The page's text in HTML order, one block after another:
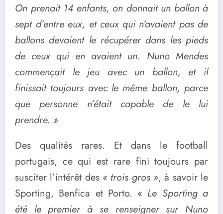
On prenait 14 enfants, on donnait un ballon à
sept d’entre eux, et ceux qui n’avaient pas de
ballons devaient le récupérer dans les pieds
de ceux qui en avaient un. Nuno Mendes
commençait le jeu avec un ballon, et il
finissait toujours avec le même ballon, parce
que personne n’était capable de le lui
prendre. »
Des qualités rares. Et dans le football
portugais, ce qui est rare fini toujours par
susciter l’intérêt des « trois gros », à savoir le
Sporting, Benfica et Porto. « Le Sporting a
été le premier à se renseigner sur Nuno